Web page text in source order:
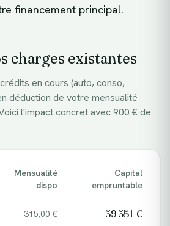
financement principal.
charges existantes
en cours (auto, conso,
déduction de votre mensualité
l'impact concret avec900 € de
Mensualité
dispo
Capital
empruntable
315,00 € 59 551 €